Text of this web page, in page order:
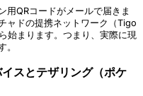
用QRコードがメールで届きま
ャドの提携ネットワーク（Tigo
始まります。つまり、実際に現
。
スとテザリング（ポケ